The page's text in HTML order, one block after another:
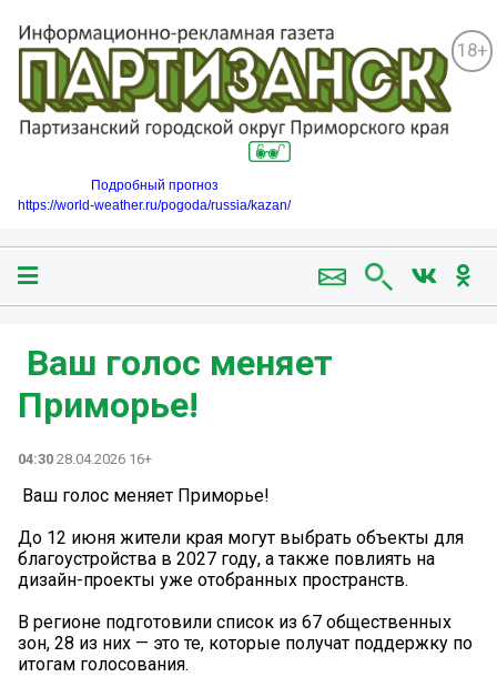
18+
Подробный прогноз
https://world-weather.ru/pogoda/russia/kazan/
️ Ваш голос меняет
Приморье!
04:30 28.04.2026 16+
️ Ваш голос меняет Приморье!
До 12 июня жители края могут выбрать объекты для
благоустройства в 2027 году, а также повлиять на
дизайн-проекты уже отобранных пространств.
В регионе подготовили список из 67 общественных
зон, 28 из них — это те, которые получат поддержку по
итогам голосования.